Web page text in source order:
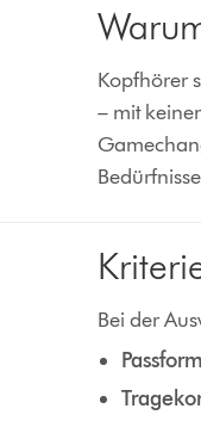
Kopfhörer
– mit
Bei der